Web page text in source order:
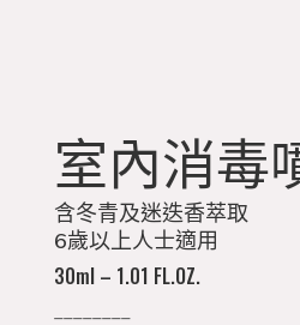
室內消毒
含冬青及迷迭香萃取
6歲以上人士適用
30ml – 1.01 FL.OZ.